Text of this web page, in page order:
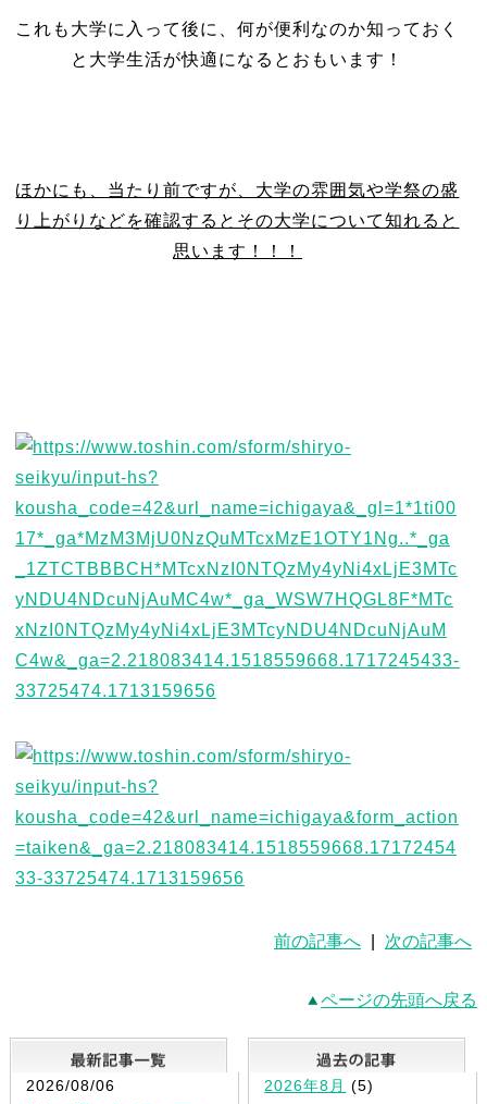
これも大学に入って後に、何が便利なのか知っておく
と大学生活が快適になるとおもいます！
ほかにも、当たり前ですが、大学の雰囲気や学祭の盛
り上がりなどを確認するとその大学について知れると
思います！！！
前の記事へ 次の記事へ
ページの先頭へ戻る
最新記事一覧
2026/08/06
2026年8月 (5)